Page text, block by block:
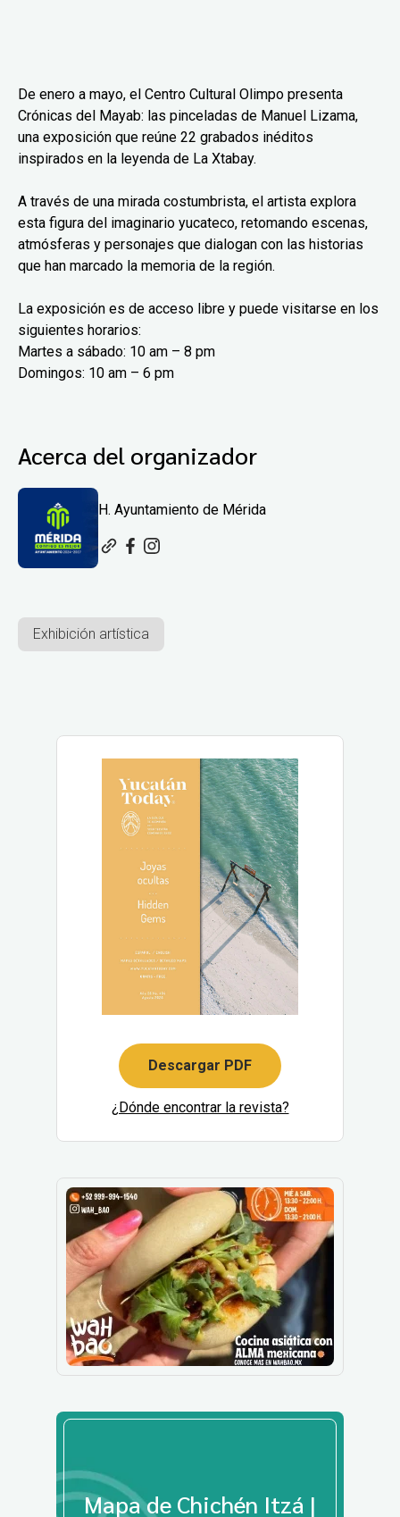
De enero a mayo, el Centro Cultural Olimpo presenta
Crónicas del Mayab: las pinceladas de Manuel Lizama,
una exposición que reúne 22 grabados inéditos
inspirados en la leyenda de La Xtabay.
A través de una mirada costumbrista, el artista explora
esta figura del imaginario yucateco, retomando escenas,
atmósferas y personajes que dialogan con las historias
que han marcado la memoria de la región.
La exposición es de acceso libre y puede visitarse en los
siguientes horarios:
Martes a sábado: 10 am – 8 pm
Domingos: 10 am – 6 pm
Acerca del organizador
H. Ayuntamiento de Mérida
Exhibición artística
Descargar PDF
¿Dónde encontrar la revista?
Mapa de Chichén Itzá |